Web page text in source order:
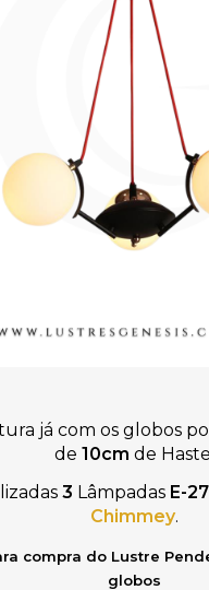
já com os globos
de 10cm de
3 Lâmpadas E-27
Chimmey.
compra do Lustre
globos